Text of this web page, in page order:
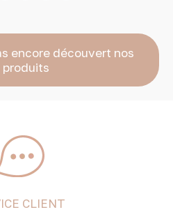
encore découvert nos
produits
CLIENT